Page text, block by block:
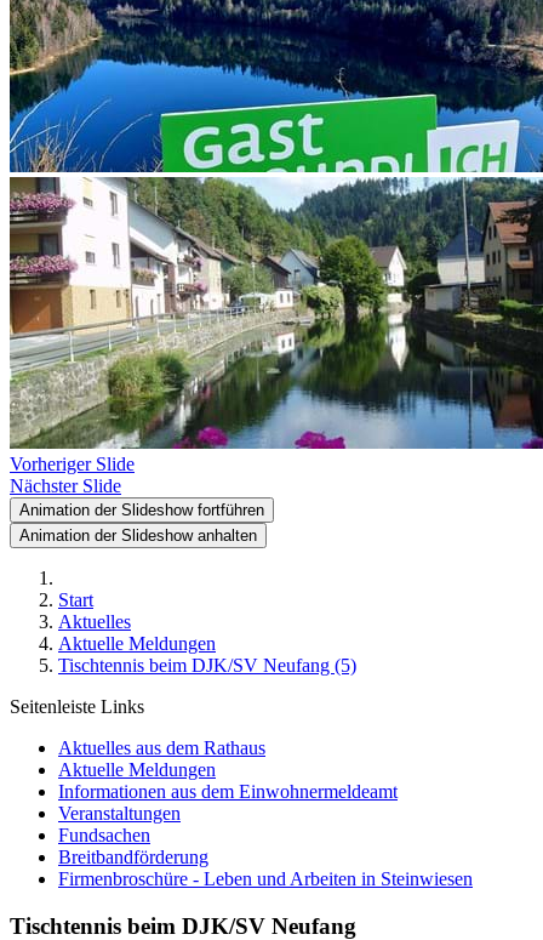
Vorheriger Slide
Nächster Slide
Animation der Slideshow fortführen
Animation der Slideshow anhalten
Start
Aktuelles
Aktuelle Meldungen
Tischtennis beim DJK/SV Neufang (5)
Seitenleiste Links
Aktuelles aus dem Rathaus
Aktuelle Meldungen
Informationen aus dem Einwohnermeldeamt
Veranstaltungen
Fundsachen
Breitbandförderung
Firmenbroschüre - Leben und Arbeiten in Steinwiesen
Tischtennis beim DJK/SV Neufang